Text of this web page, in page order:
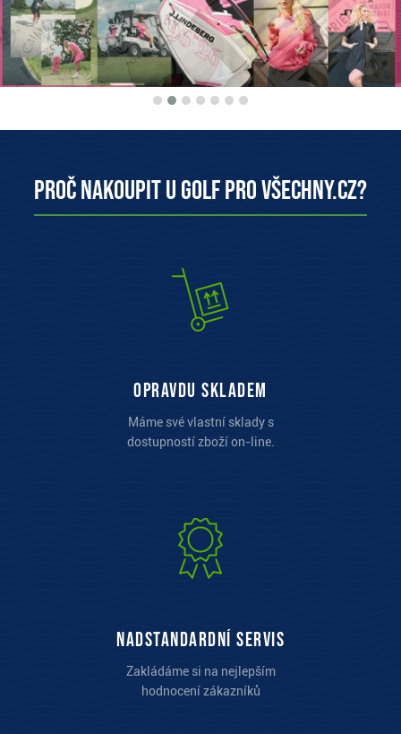
Proč nakoupit u Golf pro všechny.cz?
opravdu skladem
Máme své vlastní sklady s
dostupností zboží on-line.
Nadstandardní servis
Zakládáme si na nejlepším
hodnocení zákazníků